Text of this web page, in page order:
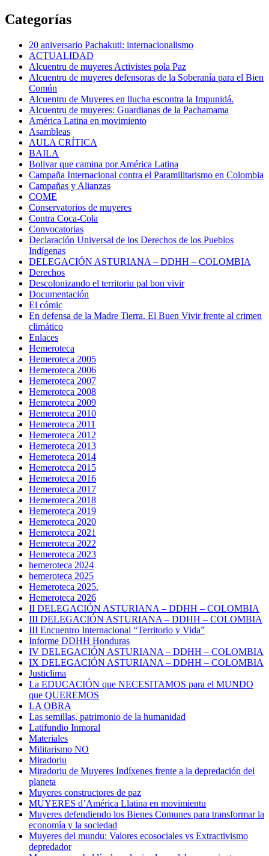
Categorías
20 aniversario Pachakuti: internacionalismo
ACTUALIDAD
Alcuentru de muyeres Activistes pola Paz
Alcuentru de muyeres defensoras de la Soberanía para el Bien
Común
Alcuentru de Muyeres en llucha escontra la Impunidá.
Alcuentru de muyeres: Guardianas de la Pachamama
América Latina en movimiento
Asambleas
AULA CRÍTICA
BAILA
Bolivar que camina por América Latina
Campaña Internacional contra el Paramilitarismo en Colombia
Campañas y Alianzas
COME
Conservatorios de muyeres
Contra Coca-Cola
Convocatorias
Declaración Universal de los Derechos de los Pueblos
Indígenas
DELEGACIÓN ASTURIANA – DDHH – COLOMBIA
Derechos
Descolonizando el territoriu pal bon vivir
Documentación
El cómic
En defensa de la Madre Tierra. El Buen Vivir frente al crimen
climático
Enlaces
Hemeroteca
Hemeroteca 2005
Hemeroteca 2006
Hemeroteca 2007
Hemeroteca 2008
Hemeroteca 2009
Hemeroteca 2010
Hemeroteca 2011
Hemeroteca 2012
Hemeroteca 2013
Hemeroteca 2014
Hemeroteca 2015
Hemeroteca 2016
Hemeroteca 2017
Hemeroteca 2018
Hemeroteca 2019
Hemeroteca 2020
Hemeroteca 2021
Hemeroteca 2022
Hemeroteca 2023
hemeroteca 2024
hemeroteca 2025
Hemeroteca 2025.
Hemeroteca 2026
II DELEGACIÓN ASTURIANA – DDHH – COLOMBIA
III DELEGACIÓN ASTURIANA – DDHH – COLOMBIA
III Encuentro Internacional “Territorio y Vida”
Informe DDHH Honduras
IV DELEGACIÓN ASTURIANA – DDHH – COLOMBIA
IX DELEGACIÓN ASTURIANA – DDHH – COLOMBIA
Justiclima
La EDUCACIÓN que NECESITAMOS para el MUNDO
que QUEREMOS
LA OBRA
Las semillas, patrimonio de la humanidad
Latifundio Inmoral
Materiales
Militarismo NO
Miradoriu
Miradoriu de Muyeres Indíxenes frente a la depredación del
planeta
Muyeres constructores de paz
MUYERES d’América Llatina en movimientu
Muyeres defendiendo los Bienes Comunes para transformar la
economía y la sociedad
Muyeres del mundu: Valores ecosociales vs Extractivismo
depredador